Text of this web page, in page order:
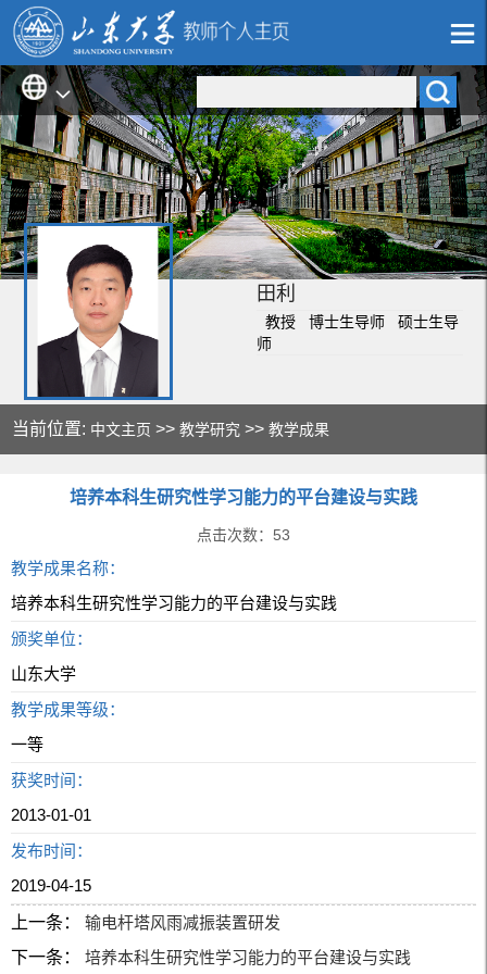
田利
教授 博士生导师 硕士生导
师
当前位置: 中文主页 >>教学研究 >>教学成果
培养本科生研究性学习能力的平台建设与实践
点击次数： 53
教学成果名称：
培养本科生研究性学习能力的平台建设与实践
颁奖单位：
山东大学
教学成果等级：
一等
获奖时间：
2013-01-01
发布时间：
2019-04-15
上一条：
输电杆塔风雨减振装置研发
下一条：
培养本科生研究性学习能力的平台建设与实践